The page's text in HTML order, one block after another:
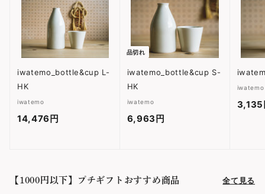
す
る
す
る
iwatemo_bottle&cup L-
HK
iwatemo
14,476円
7
品切れ
iwatemo_bottle&cup S-
HK
iwatemo
6,963円
3
iwatemo
3,135
【1000円以下】プチギフトおすすめ商品 全て見る